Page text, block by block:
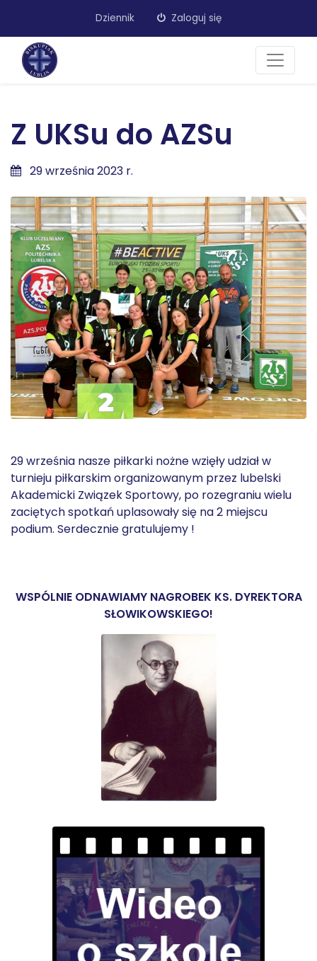
Dziennik Zaloguj się
Z UKSu do AZSu
29 września 2023 r.
29 września nasze piłkarki nożne wzięły udział w
turnieju piłkarskim organizowanym przez lubelski
Akademicki Związek Sportowy, po rozegraniu wielu
zaciętych spotkań uplasowały się na 2 miejscu
podium. Serdecznie gratulujemy !
WSPÓLNIE ODNAWIAMY NAGROBEK KS. DYREKTORA
SŁOWIKOWSKIEGO!